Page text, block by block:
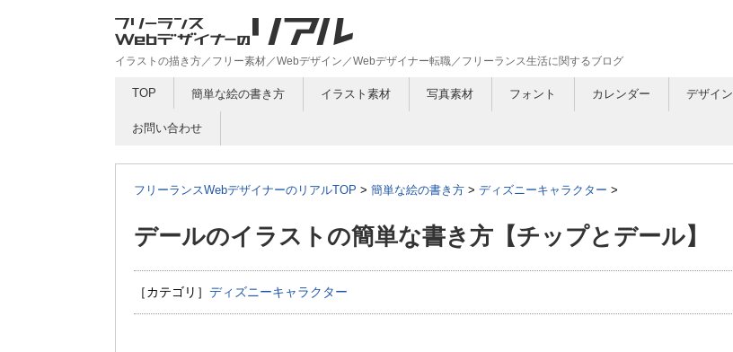
イラストの描き方／フリー素材／Webデザイン／Webデザイナー転職／フリーランス生活に関するブログ
TOP 簡単な絵の書き方 イラスト素材 写真素材 フォント カレンダー デザイン
お問い合わせ
フリーランスWebデザイナーのリアルTOP > 簡単な絵の書き方 > ディズニーキャラクター >
デールのイラストの簡単な書き方【チップとデール】
［カテゴリ］ ディズニーキャラクター